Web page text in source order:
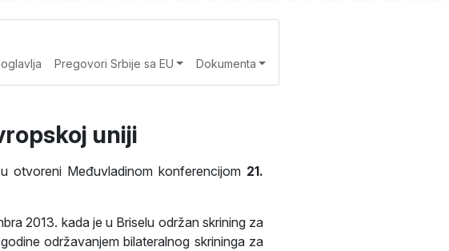
Pregovori Srbije sa EU Dokumenta
uniji
otvoreni Međuvladinom konferencijom 21.
2013. kada je u Briselu održan skrining za
održavanjem bilateralnog skrininga za